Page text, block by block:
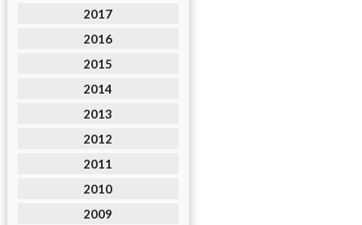
2017
2016
2015
2014
2013
2012
2011
2010
2009